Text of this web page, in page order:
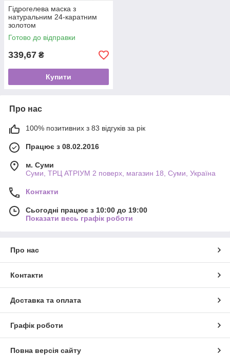
Гідрогелева маска з
натуральним 24-каратним
золотом
Готово до відправки
339,67 ₴
Купити
Про нас
100% позитивних з 83 відгуків за рік
Працює з 08.02.2016
м. Суми
Суми, ТРЦ АТРІУМ 2 поверх, магазин 18, Суми, Україна
Контакти
Сьогодні працює з 10:00 до 19:00
Показати весь графік роботи
Про нас
Контакти
Доставка та оплата
Графік роботи
Повна версія сайту